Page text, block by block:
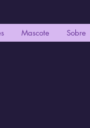
Mascote Sobre